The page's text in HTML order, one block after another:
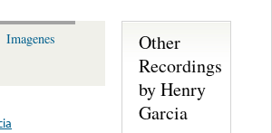
Imagenes
Other
Recordings
by Henry
Garcia